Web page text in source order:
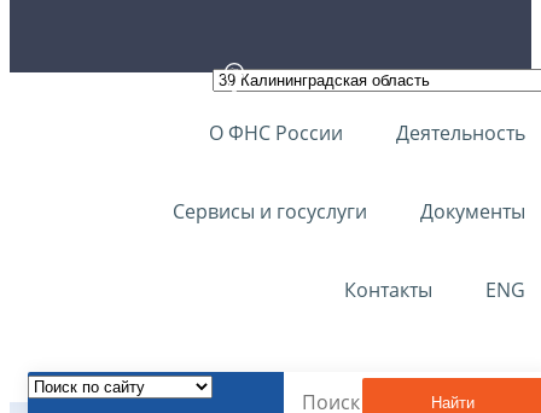
О ФНС России Деятельность
Сервисы и госуслуги Документы
Контакты ENG
Найти